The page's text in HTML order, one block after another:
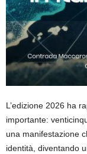
L’edizione 2026 ha
importante:
una manifestazione
identità, diventando